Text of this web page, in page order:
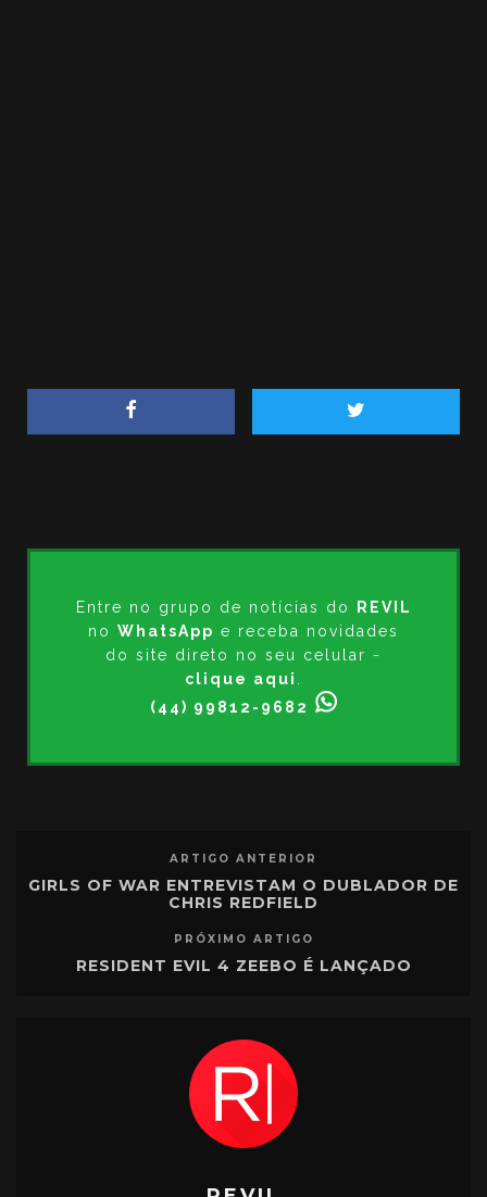
Entre no grupo de notícias do
REVIL
no WhatsApp e receba novidades
do site direto no seu celular -
clique aqui
(44) 99812-9682
ARTIGO ANTERIOR
GIRLS OF WAR ENTREVISTAM O DUBLADOR DE
CHRIS REDFIELD
PRÓXIMO ARTIGO
RESIDENT EVIL 4 ZEEBO É LANÇADO